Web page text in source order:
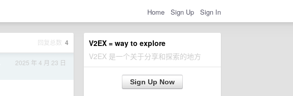
Home Sign Up Sign In
V2EX = way to explore
V2EX 是一个关于分享和探索的地方
Sign Up Now
回复总数 4
2025 年 4 月 23 日